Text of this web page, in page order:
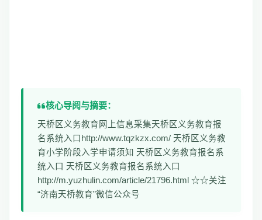
核心导阅与摘要：
天桥区义务教育网上信息采集天桥区义务教育报
名系统入口http://www.tqzkzx.com/ 天桥区义务教
育小学阶段入学申请须知 天桥区义务教育报名系
统入口 天桥区义务教育报名系统入口
http://m.yuzhulin.com/article/21796.html ☆☆关注
“济南天桥教育”微信公众号